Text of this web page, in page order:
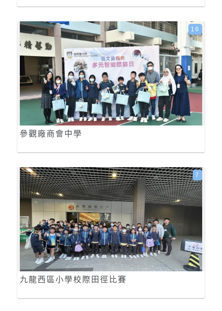
參觀廠商會中學
16
九龍西區小學校際田徑比賽
7